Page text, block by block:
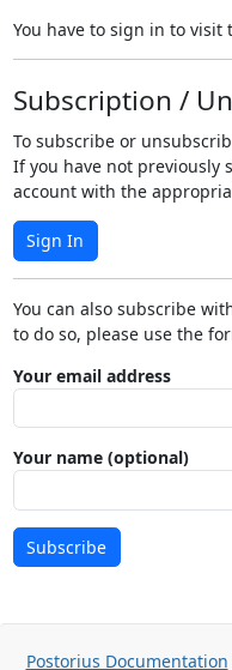
You have to sign in to
Subscription /
To subscribe or
If you have not previously
account with the
Sign In
You can also subscribe
to do so, please use the
Your email address
Your name (optional)
Subscribe
Postorius Documentation